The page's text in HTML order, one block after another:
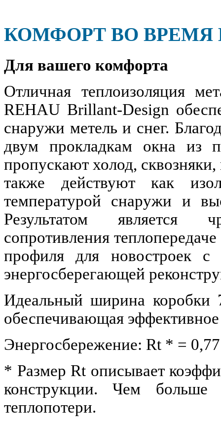
КОМФОРТ ВО ВРЕМЯ
Для вашего комфорта
Отличная теплоизоляция
REHAU Brillant-Design
снаружи метель и снег.
двум прокладкам окна из
пропускают холод,
также действуют как
температурой снаружи и
Результатом является
сопротивления
профиля для новостроек с
энергосберегающей
Идеальный ширина коробки
обеспечивающая
Энергосбережение: Rt * =
* Размер Rt описывает
конструкции. Чем
теплопотери.